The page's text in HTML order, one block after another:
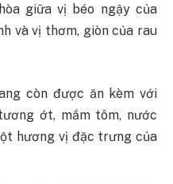
giữa vị béo ngậy của
và vị thơm, giòn của rau
còn được ăn kèm với
ớt, mắm tôm, nước
hương vị đặc trưng của